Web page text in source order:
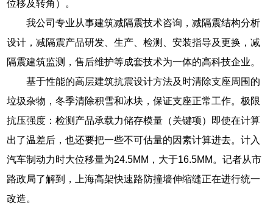
位移及转角）。
我公司专业从事建筑减隔震技术咨询，减隔震结构分析
设计，减隔震产品研发、生产、检测、安装指导及更换，减
隔震建筑监测，售后维护等成套技术为一体的高科技企业。
基于性能的高层建筑抗震设计方法及时清除支座周围的
垃圾杂物，冬季清除积雪和冰块，保证支座正常工作。极限
抗压强度：检测产品承载力储存模量（关键项）即使在计算
出了温差后，也还要把一些不可估量的因素计算进去。计入
汽车制动力时大位移量为24.5MM，大于16.5MM。记者从市
路政局了解到，上海高架快速路防撞墙伸缩缝正在进行统一
改造。